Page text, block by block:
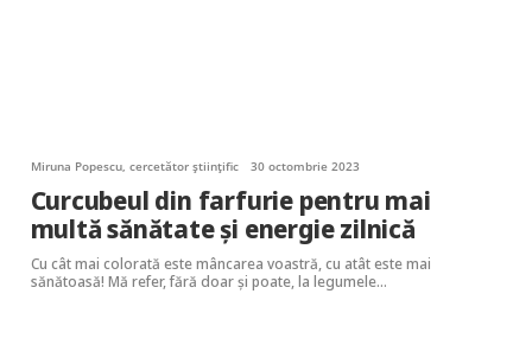
Miruna Popescu, cercetător științific 30 octombrie 2023
Curcubeul din farfurie pentru mai
multă sănătate și energie zilnică
Cu cât mai colorată este mâncarea voastră, cu atât este mai
sănătoasă! Mă refer, fără doar și poate, la legumele…